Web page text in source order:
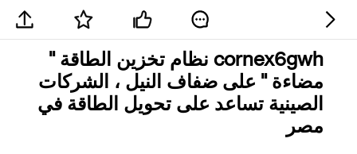
cornex6gwh نظام تخزين الطاقة "
مضاءة " على ضفاف النيل ، الشركات
الصينية تساعد على تحويل الطاقة في
مصر